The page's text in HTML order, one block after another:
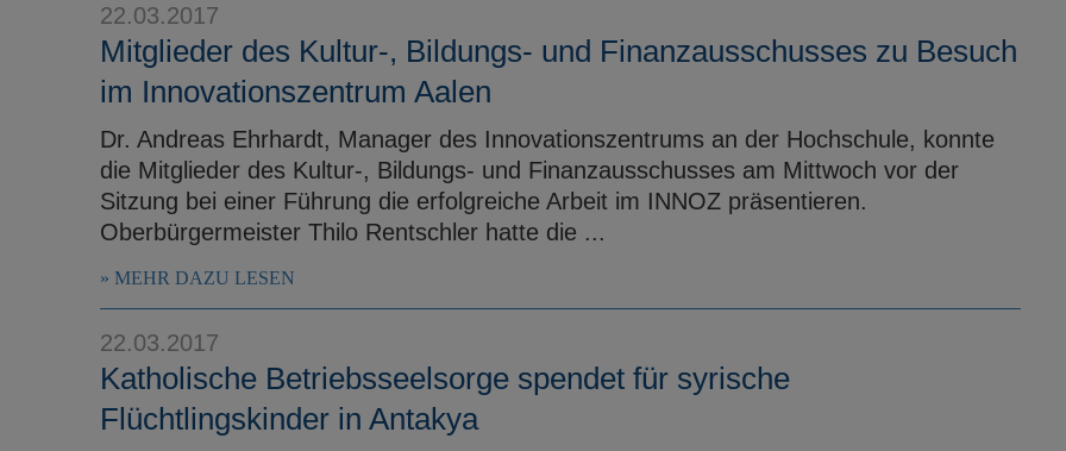
22.03.2017
Mitglieder des Kultur-, Bildungs- und Finanzausschusses zu Besuch
im Innovationszentrum Aalen
Dr. Andreas Ehrhardt, Manager des Innovationszentrums an der Hochschule, konnte
die Mitglieder des Kultur-, Bildungs- und Finanzausschusses am Mittwoch vor der
Sitzung bei einer Führung die erfolgreiche Arbeit im INNOZ präsentieren.
Oberbürgermeister Thilo Rentschler hatte die ...
MEHR DAZU LESEN
22.03.2017
Katholische Betriebsseelsorge spendet für syrische
Flüchtlingskinder in Antakya